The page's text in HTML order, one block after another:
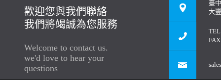
歡迎您與我們聯絡
我們將竭誠為您服務
Welcome to contact us.
we'd love to hear your
questions
臺
大